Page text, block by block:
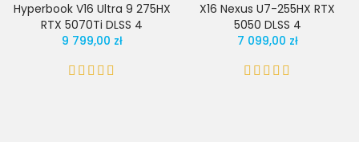
Hyperbook V16 Ultra 9 275HX
RTX 5070Ti DLSS 4
9 799,00 zł
X16 Nexus U7-255HX RTX
5050 DLSS 4
7 099,00 zł